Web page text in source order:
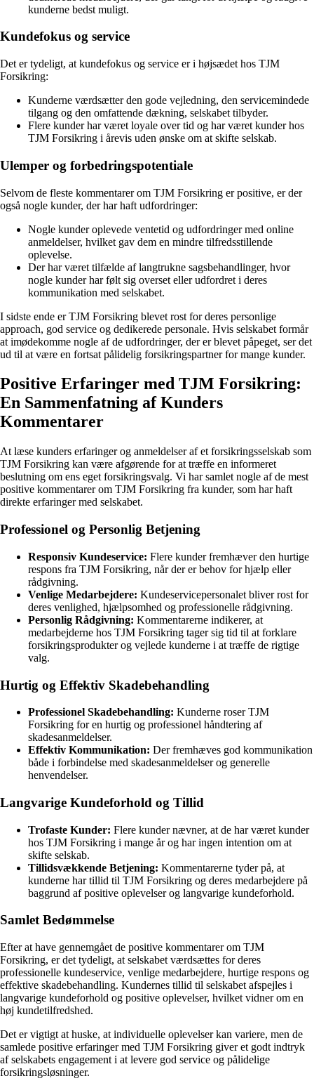
kunderne bedst muligt.
Kundefokus og service
Det er tydeligt, at kundefokus og service er i højsædet hos TJM
Forsikring:
Kunderne værdsætter den gode vejledning, den servicemindede
tilgang og den omfattende dækning, selskabet tilbyder.
Flere kunder har været loyale over tid og har været kunder hos
TJM Forsikring i årevis uden ønske om at skifte selskab.
Ulemper og forbedringspotentiale
Selvom de fleste kommentarer om TJM Forsikring er positive, er der
også nogle kunder, der har haft udfordringer:
Nogle kunder oplevede ventetid og udfordringer med online
anmeldelser, hvilket gav dem en mindre tilfredsstillende
oplevelse.
Der har været tilfælde af langtrukne sagsbehandlinger, hvor
nogle kunder har følt sig overset eller udfordret i deres
kommunikation med selskabet.
I sidste ende er TJM Forsikring blevet rost for deres personlige
approach, god service og dedikerede personale. Hvis selskabet formår
at imødekomme nogle af de udfordringer, der er blevet påpeget, ser det
ud til at være en fortsat pålidelig forsikringspartner for mange kunder.
Positive Erfaringer med TJM Forsikring:
En Sammenfatning af Kunders
Kommentarer
At læse kunders erfaringer og anmeldelser af et forsikringsselskab som
TJM Forsikring kan være afgørende for at træffe en informeret
beslutning om ens eget forsikringsvalg. Vi har samlet nogle af de mest
positive kommentarer om TJM Forsikring fra kunder, som har haft
direkte erfaringer med selskabet.
Professionel og Personlig Betjening
Responsiv Kundeservice: Flere kunder fremhæver den hurtige
respons fra TJM Forsikring, når der er behov for hjælp eller
rådgivning.
Venlige Medarbejdere: Kundeservicepersonalet bliver rost for
deres venlighed, hjælpsomhed og professionelle rådgivning.
Personlig Rådgivning: Kommentarerne indikerer, at
medarbejderne hos TJM Forsikring tager sig tid til at forklare
forsikringsprodukter og vejlede kunderne i at træffe de rigtige
valg.
Hurtig og Effektiv Skadebehandling
Professionel Skadebehandling: Kunderne roser TJM
Forsikring for en hurtig og professionel håndtering af
skadesanmeldelser.
Effektiv Kommunikation: Der fremhæves god kommunikation
både i forbindelse med skadesanmeldelser og generelle
henvendelser.
Langvarige Kundeforhold og Tillid
Trofaste Kunder: Flere kunder nævner, at de har været kunder
hos TJM Forsikring i mange år og har ingen intention om at
skifte selskab.
Tillidsvækkende Betjening: Kommentarerne tyder på, at
kunderne har tillid til TJM Forsikring og deres medarbejdere på
baggrund af positive oplevelser og langvarige kundeforhold.
Samlet Bedømmelse
Efter at have gennemgået de positive kommentarer om TJM
Forsikring, er det tydeligt, at selskabet værdsættes for deres
professionelle kundeservice, venlige medarbejdere, hurtige respons og
effektive skadebehandling. Kundernes tillid til selskabet afspejles i
langvarige kundeforhold og positive oplevelser, hvilket vidner om en
høj kundetilfredshed.
Det er vigtigt at huske, at individuelle oplevelser kan variere, men de
samlede positive erfaringer med TJM Forsikring giver et godt indtryk
af selskabets engagement i at levere god service og pålidelige
forsikringsløsninger.